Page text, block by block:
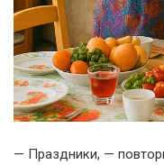
— Праздники, —